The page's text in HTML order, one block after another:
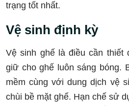
trạng tốt nhất.
Vệ sinh định kỳ
Vệ sinh ghế là điều cần thiết
giữ cho ghế luôn sáng bóng.
mềm cùng với dung dịch vệ
chùi bề mặt ghế. Hạn chế sử